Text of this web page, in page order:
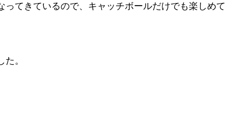
ってきているので、キャッチボールだけでも楽しめて
。